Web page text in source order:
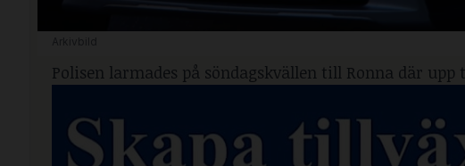
Polisen larmades på söndagskvällen till Ronna där